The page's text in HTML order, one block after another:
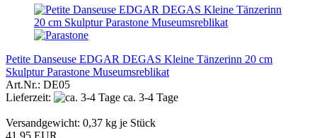
Petite Danseuse EDGAR DEGAS Kleine Tänzerinn 20 cm
Skulptur Parastone Museumsreblikat
Art.Nr.: DE05
Lieferzeit:
ca. 3-4 Tage
Versandgewicht: 0,37 kg je Stück
41,95 EUR